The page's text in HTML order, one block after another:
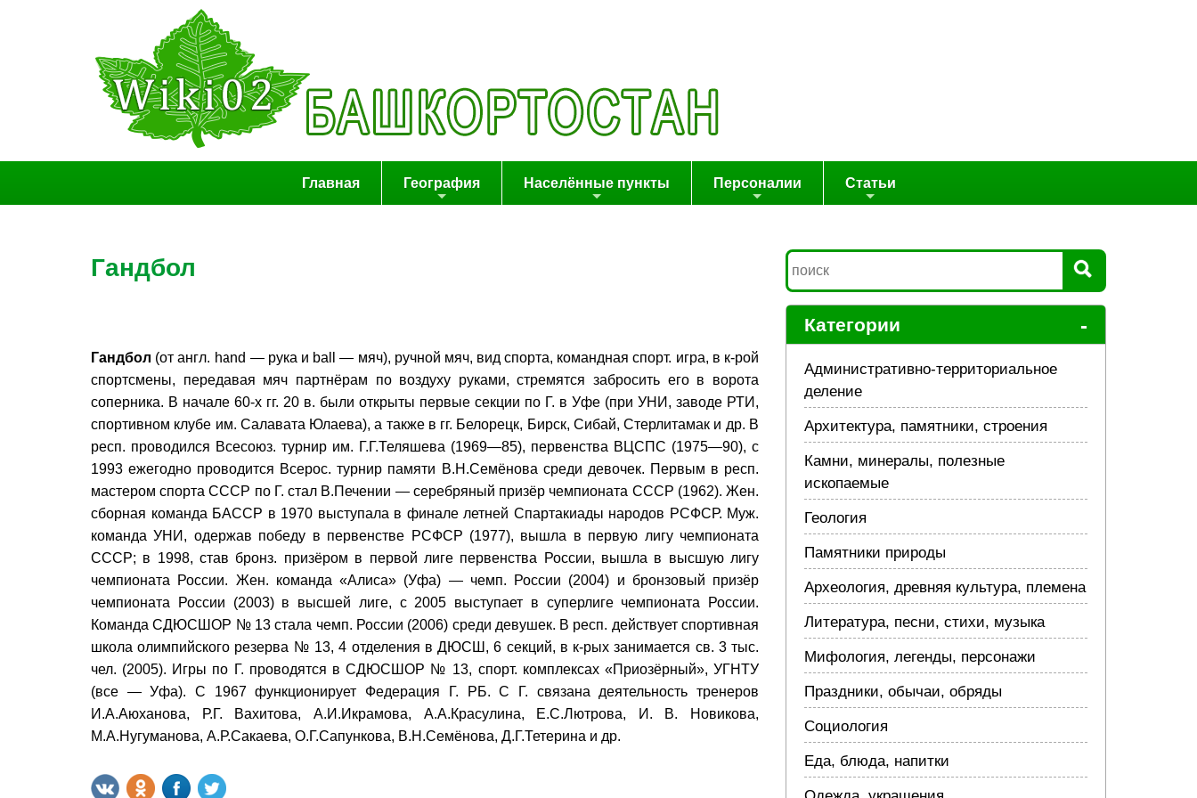
Главная География Населённые пункты Персоналии Статьи
Гандбол
Гандбол (от англ. hand — рука и ball — мяч), ручной мяч, вид спорта, командная спорт. игра, в к-рой
спортсмены, передавая мяч партнёрам по воздуху руками, стремятся забросить его в ворота
соперника. В начале 60-х гг. 20 в. были открыты первые секции по Г. в Уфе (при УНИ, заводе РТИ,
спортивном клубе им. Салавата Юлаева), а также в гг. Белорецк, Бирск, Сибай, Стерлитамак и др. В
респ. проводился Всесоюз. турнир им. Г.Г.Теляшева (1969—85), первенства ВЦСПС (1975—90), с
1993 ежегодно проводится Всерос. турнир памяти В.Н.Семёнова среди девочек. Первым в респ.
мастером спорта СССР по Г. стал В.Печении — серебряный призёр чемпионата СССР (1962). Жен.
сборная команда БАССР в 1970 выступала в финале летней Спартакиады народов РСФСР. Муж.
команда УНИ, одержав победу в первенстве РСФСР (1977), вышла в первую лигу чемпионата
СССР; в 1998, став бронз. призёром в первой лиге первенства России, вышла в высшую лигу
чемпионата России. Жен. команда «Алиса» (Уфа) — чемп. России (2004) и бронзовый призёр
чемпионата России (2003) в высшей лиге, с 2005 выступает в суперлиге чемпионата России.
Команда СДЮСШОР № 13 стала чемп. России (2006) среди девушек. В респ. действует спортивная
школа олимпийского резерва № 13, 4 отделения в ДЮСШ, 6 секций, в к-рых занимается св. 3 тыс.
чел. (2005). Игры по Г. проводятся в СДЮСШОР № 13, спорт. комплексах «Приозёрный», УГНТУ
(все — Уфа). С 1967 функционирует Федерация Г. РБ. С Г. связана деятельность тренеров
И.А.Аюханова, Р.Г. Вахитова, А.И.Икрамова, А.А.Красулина, Е.С.Лютрова, И. В. Новикова,
М.А.Нугуманова, А.Р.Сакаева, О.Г.Сапункова, В.Н.Семёнова, Д.Г.Тетерина и др.
Категории -
Административно-территориальное
деление
Архитектура, памятники, строения
Камни, минералы, полезные
ископаемые
Геология
Памятники природы
Археология, древняя культура, племена
Литература, песни, стихи, музыка
Мифология, легенды, персонажи
Праздники, обычаи, обряды
Социология
Еда, блюда, напитки